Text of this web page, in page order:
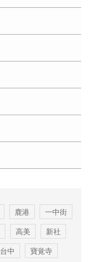
鹿港
一中街
高美
新社
台中
寶覚寺